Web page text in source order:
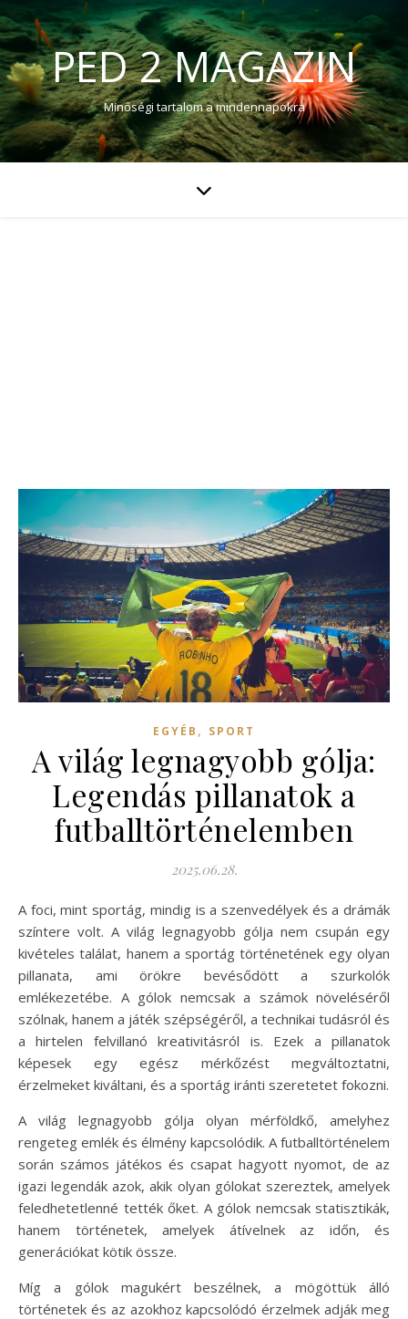
PED 2 MAGAZIN
Minőségi tartalom a mindennapokra
EGYÉB , SPORT
A világ legnagyobb gólja:
Legendás pillanatok a
futballtörténelemben
2025.06.28.
A foci, mint sportág, mindig is a szenvedélyek és a drámák
színtere volt. A világ legnagyobb gólja nem csupán egy
kivételes találat, hanem a sportág történetének egy olyan
pillanata, ami örökre bevésődött a szurkolók
emlékezetébe. A gólok nemcsak a számok növeléséről
szólnak, hanem a játék szépségéről, a technikai tudásról és
a hirtelen felvillanó kreativitásról is. Ezek a pillanatok
képesek egy egész mérkőzést megváltoztatni,
érzelmeket kiváltani, és a sportág iránti szeretetet fokozni.
A világ legnagyobb gólja olyan mérföldkő, amelyhez
rengeteg emlék és élmény kapcsolódik. A futballtörténelem
során számos játékos és csapat hagyott nyomot, de az
igazi legendák azok, akik olyan gólokat szereztek, amelyek
feledhetetlenné tették őket. A gólok nemcsak statisztikák,
hanem történetek, amelyek átívelnek az időn, és
generációkat kötik össze.
Míg a gólok magukért beszélnek, a mögöttük álló
történetek és az azokhoz kapcsolódó érzelmek adják meg